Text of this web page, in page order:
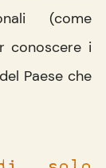
conoscere i
Paese che
solo